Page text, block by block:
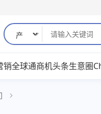
销全球通商机头条生意圈